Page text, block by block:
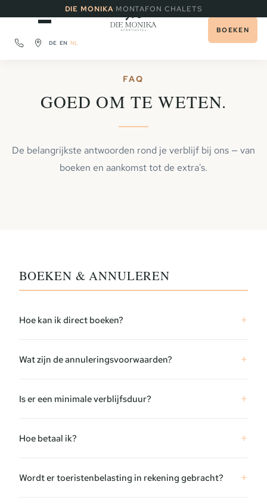
DIE MONIKA·MONTAFON CHALETS
DE EN NL
BOEKEN
FAQ
GOED OM TE WETEN.
De belangrijkste antwoorden rond je verblijf bij ons — van
boeken en aankomst tot de extra's.
BOEKEN & ANNULEREN
Hoe kan ik direct boeken?
Wat zijn de annuleringsvoorwaarden?
Is er een minimale verblijfsduur?
Hoe betaal ik?
Wordt er toeristenbelasting in rekening gebracht?